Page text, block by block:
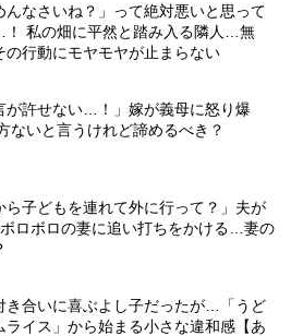
んなさいね？」って絶対悪いと思って
私の畑に平然と踏み入る隣人…無
の行動にモヤモヤが止まらない
が許せない…！」嫁が義母に怒り爆
ないと言うけれど諦めるべき？
ら子どもを連れて外に行って？」夫が
ロボロの妻に追い打ちをかける…妻の
き合いに喜ぶよし子だったが…「うど
ライス」から始まる小さな違和感【あ